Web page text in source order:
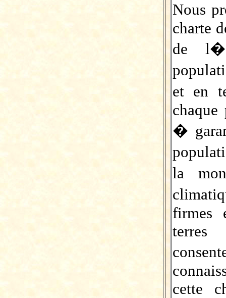
Nous
charte
de
et en
�
la
firmes
cette